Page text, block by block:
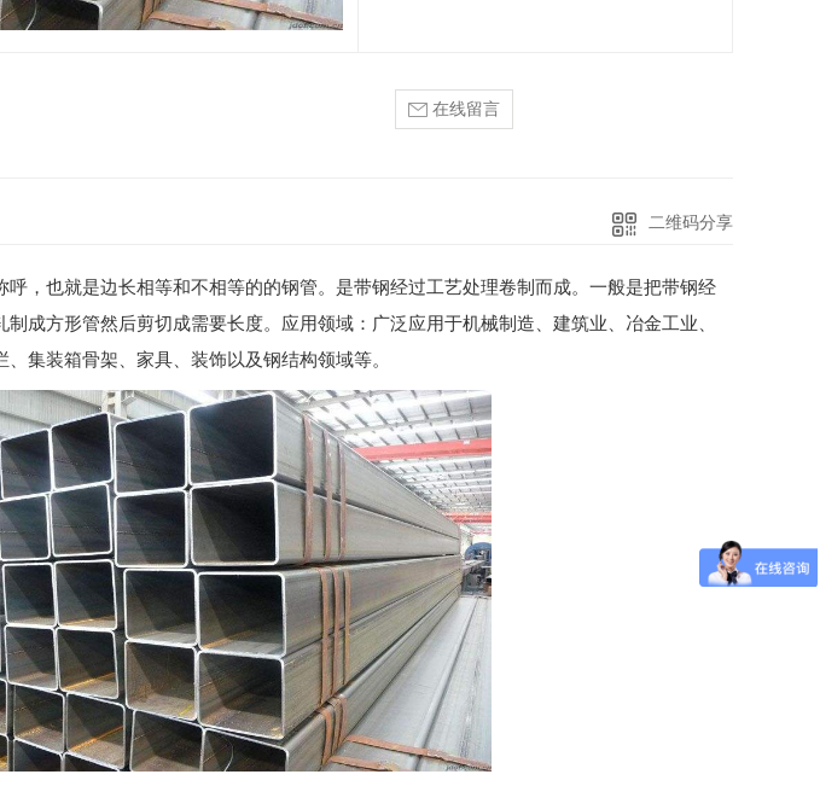
钢板-Mn13 成都耐候钢板-09CuPCrNi-A
在线留言
二维码分享
，也就是边长相等和不相等的的钢管。是带钢经过工艺处理卷制而成。一般是把带钢经
成方形管然后剪切成需要长度。应用领域：广泛应用于机械制造、建筑业、冶金工业、
集装箱骨架、家具、装饰以及钢结构领域等。